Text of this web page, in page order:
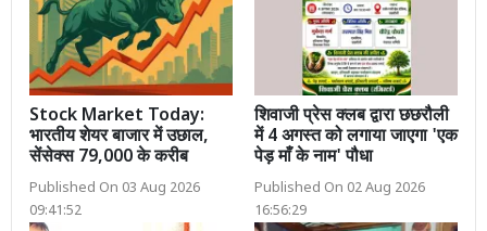
Stock Market Today:
भारतीय शेयर बाजार में उछाल,
सेंसेक्स 79,000 के करीब
Published On 03 Aug 2026
09:41:52
शिवाजी प्रेस क्लब द्वारा छछरौली
में 4 अगस्त को लगाया जाएगा 'एक
पेड़ माँ के नाम' पौधा
Published On 02 Aug 2026
16:56:29